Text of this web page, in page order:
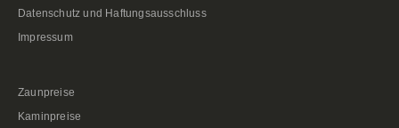
Datenschutz und Haftungsausschluss
Impressum
Zaunpreise
Kaminpreise